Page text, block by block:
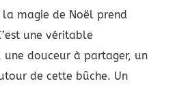
magie de Noël prend
une véritable
une douceur à partager, un
de cette bûche. Un